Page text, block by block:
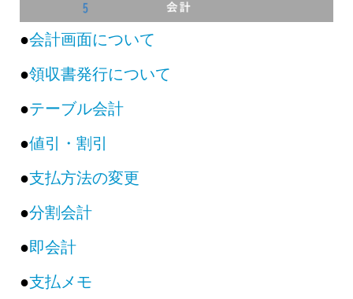
●会計画面について
●領収書発行について
●テーブル会計
●値引・割引
●支払方法の変更
●分割会計
●即会計
●支払メモ